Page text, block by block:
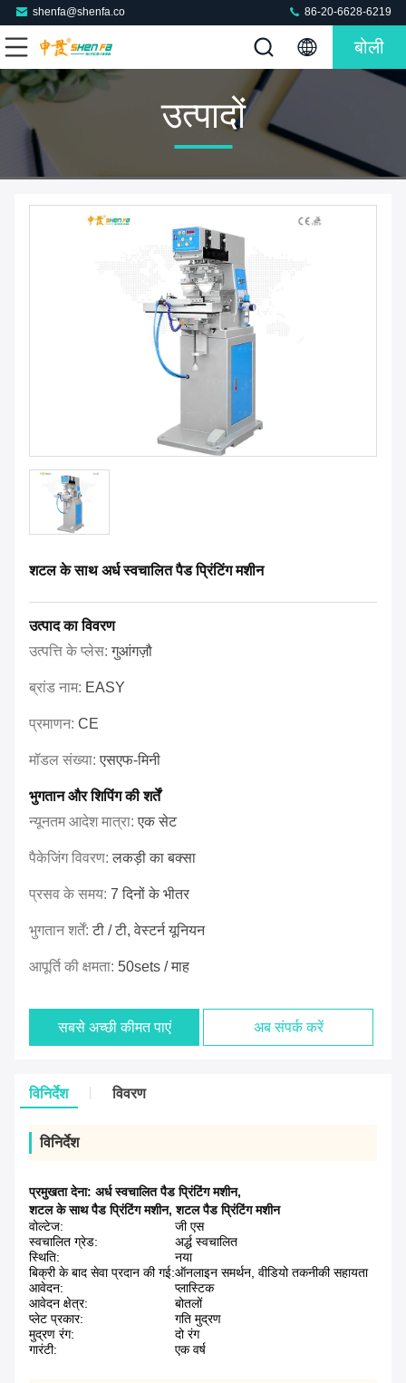
shenfa@shenfa.co 86-20-6628-6219
बोली
उत्पादों
शटल के साथ अर्ध स्वचालित पैड प्रिंटिंग मशीन
उत्पाद का विवरण
उत्पत्ति के प्लेस:गुआंगज़ौ
ब्रांड नाम: EASY
प्रमाणन: CE
मॉडल संख्या:एसएफ-मिनी
भुगतान और शिपिंग की शर्तें
न्यूनतम आदेश मात्रा:एक सेट
पैकेजिंग विवरण:लकड़ी का बक्सा
प्रसव के समय: 7 दिनों के भीतर
भुगतान शर्तें:टी / टी, वेस्टर्न यूनियन
आपूर्ति की क्षमता: 50sets / माह
सबसे अच्छी कीमत पाएं अब संपर्क करें
विनिर्देश विवरण
विनिर्देश
प्रमुखता देना: अर्ध स्वचालित पैड प्रिंटिंग मशीन,
शटल के साथ पैड प्रिंटिंग मशीन,शटल पैड प्रिंटिंग मशीन
वोल्टेज:
जी एस
स्वचालित ग्रेड:
अर्द्ध स्वचालित
स्थिति:
नया
बिक्री के बाद सेवा प्रदान की गई:ऑनलाइन समर्थन, वीडियो तकनीकी सहायता
आवेदन:
प्लास्टिक
आवेदन क्षेत्र:
बोतलों
प्लेट प्रकार:
गति मुद्रण
मुद्रण रंग:
दो रंग
गारंटी:
एक वर्ष